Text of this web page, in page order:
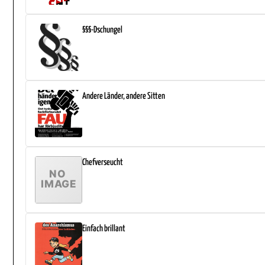
§§§-Dschungel
Andere Länder, andere Sitten
Chefverseucht
Einfach brillant